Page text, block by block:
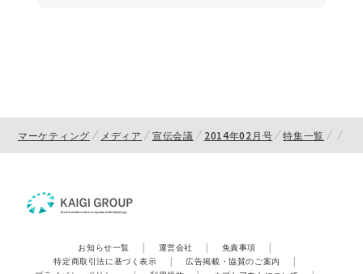
マーケティング メディア 宣伝会議 2014年02月号 特集一覧
お知らせ一覧 | 運営会社 | 免責事項
|
特定商取引法に基づく表示
| 広告掲載・協賛のご案内
|